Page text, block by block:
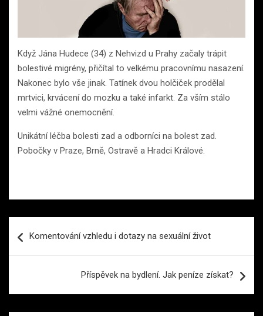
Když Jána Hudece (34) z Nehvizd u Prahy začaly trápit
bolestivé migrény, přičítal to velkému pracovnímu nasazení.
Nakonec bylo vše jinak. Tatínek dvou holčiček prodělal
mrtvici, krvácení do mozku a také infarkt. Za vším stálo
velmi vážné onemocnění.
Unikátní léčba bolesti zad a odborníci na bolest zad.
Pobočky v Praze, Brně, Ostravě a Hradci Králové.
proKomentování vzhledu i dotazy na sexuální život
Příspěvek na bydlení. Jak peníze získat?